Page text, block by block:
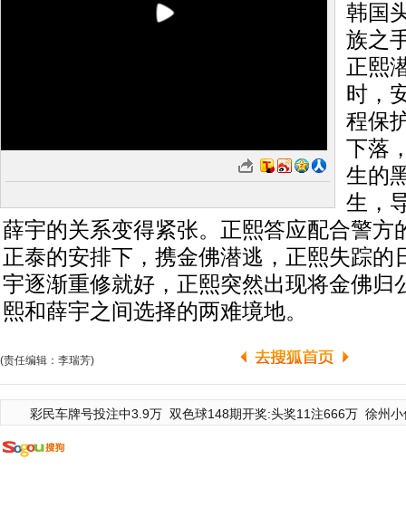
韩国
族之
正熙
时，
程保
下落
生的
生，
薛宇的关系变得紧张。正熙答应配合警方
正泰的安排下，携金佛潜逃，正熙失踪的
宇逐渐重修就好，正熙突然出现将金佛归
熙和薛宇之间选择的两难境地。
(责任编辑：李瑞芳)
彩民车牌号投注中3.9万 双色球148期开奖:头奖11注666万 徐州